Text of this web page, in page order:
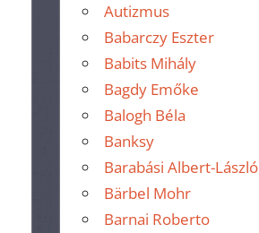
Autizmus
Babarczy Eszter
Babits Mihály
Bagdy Emőke
Balogh Béla
Banksy
Barabási Albert-László
Bärbel Mohr
Barnai Roberto